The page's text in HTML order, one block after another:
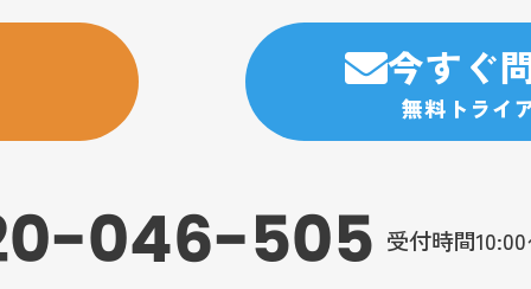
今すぐ
無料トライ
046-505 受付時間